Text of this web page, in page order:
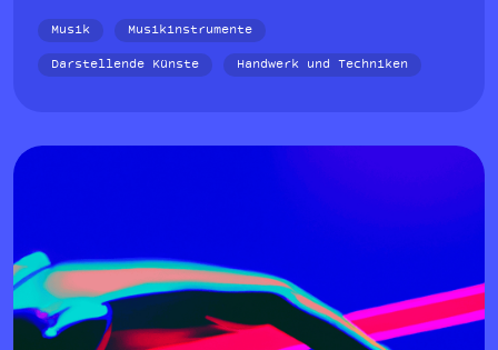
Musik
Musikinstrumente
Darstellende Künste
Handwerk und Techniken